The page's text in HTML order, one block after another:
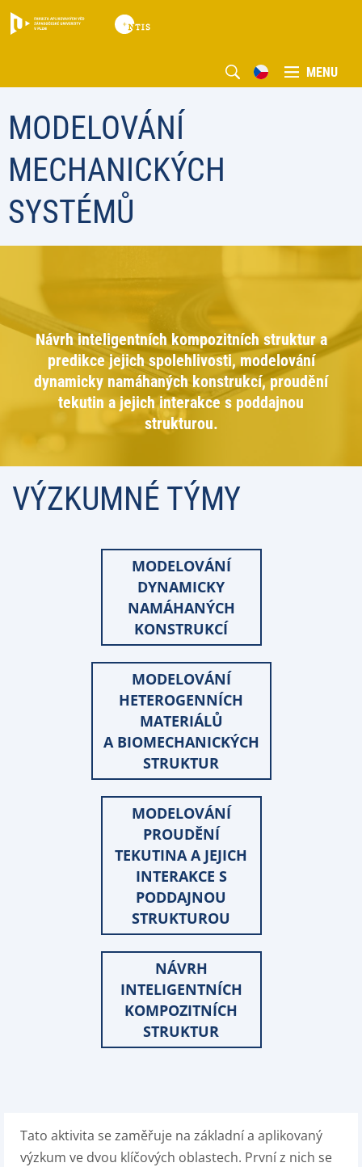
MENU
MODELOVÁNÍ
MECHANICKÝCH
SYSTÉMŮ
Návrh inteligentních kompozitních struktur a
predikce jejich spolehlivosti, modelování
dynamicky namáhaných konstrukcí, proudění
tekutin a jejich interakce s poddajnou
strukturou.
VÝZKUMNÉ TÝMY
MODELOVÁNÍ
DYNAMICKY
NAMÁHANÝCH
KONSTRUKCÍ
MODELOVÁNÍ
HETEROGENNÍCH
MATERIÁLŮ
A BIOMECHANICKÝCH
STRUKTUR
MODELOVÁNÍ
PROUDĚNÍ
TEKUTINA A JEJICH
INTERAKCE S
PODDAJNOU
STRUKTUROU
NÁVRH
INTELIGENTNÍCH
KOMPOZITNÍCH
STRUKTUR
Tato aktivita se zaměřuje na základní a aplikovaný
výzkum ve dvou klíčových oblastech. První z nich se